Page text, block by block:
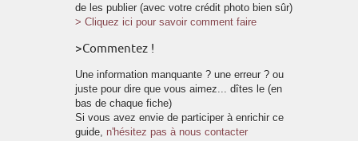
de les publier (avec votre crédit photo bien sûr)
> Cliquez ici pour savoir comment faire
>Commentez !
Une information manquante ? une erreur ? ou
juste pour dire que vous aimez... dîtes le (en
bas de chaque fiche)
Si vous avez envie de participer à enrichir ce
guide, n'hésitez pas à nous contacter